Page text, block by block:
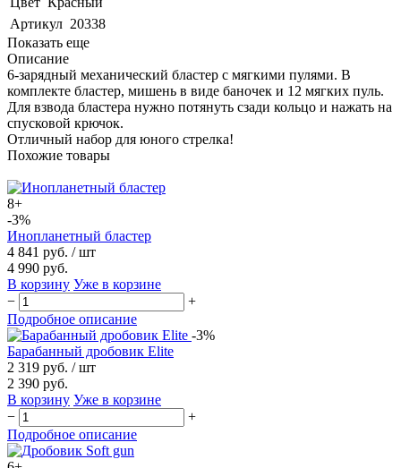
Артикул 20338
Показать еще
Описание
6-зарядный механический бластер с мягкими пулями. В
комплекте бластер, мишень в виде баночек и 12 мягких пуль.
Для взвода бластера нужно потянуть сзади кольцо и нажать на
спусковой крючок.
Отличный набор для юного стрелка!
Похожие товары
8+
-3%
Инопланетный бластер
4 841 руб. / шт
4 990 руб.
В корзину Уже в корзине
−
+
Подробное описание
-3%
Барабанный дробовик Elite
2 319 руб. / шт
2 390 руб.
В корзину Уже в корзине
−
+
Подробное описание